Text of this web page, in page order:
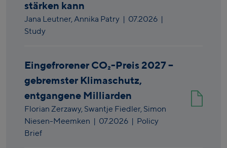
stärken kann
Jana Leutner,Annika Patry | 07.2026 |
Study
Eingefrorener CO₂-Preis 2027 –
gebremster Klimaschutz,
entgangene Milliarden
Florian Zerzawy, Swantje Fiedler, Simon
Niesen-Meemken | 07.2026 | Policy
Brief